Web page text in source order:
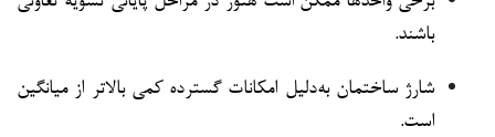
باشند.
شارژ ساختمان به‌دلیل امکانات گسترده کمی بالاتر از میانگین
است.